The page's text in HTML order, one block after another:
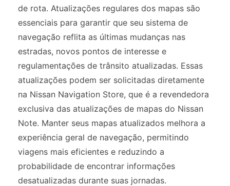
de rota. Atualizações regulares dos mapas são
essenciais para garantir que seu sistema de
navegação reflita as últimas mudanças nas
estradas, novos pontos de interesse e
regulamentações de trânsito atualizadas. Essas
atualizações podem ser solicitadas diretamente
na Nissan Navigation Store, que é a revendedora
exclusiva das atualizações de mapas do Nissan
Note. Manter seus mapas atualizados melhora a
experiência geral de navegação, permitindo
viagens mais eficientes e reduzindo a
probabilidade de encontrar informações
desatualizadas durante suas jornadas.